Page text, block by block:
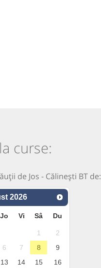
curse:
de Jos - Călinești BT de:
2026
Jo Vi Sâ Du
1
2
6 7 8
9
13 14 15
16